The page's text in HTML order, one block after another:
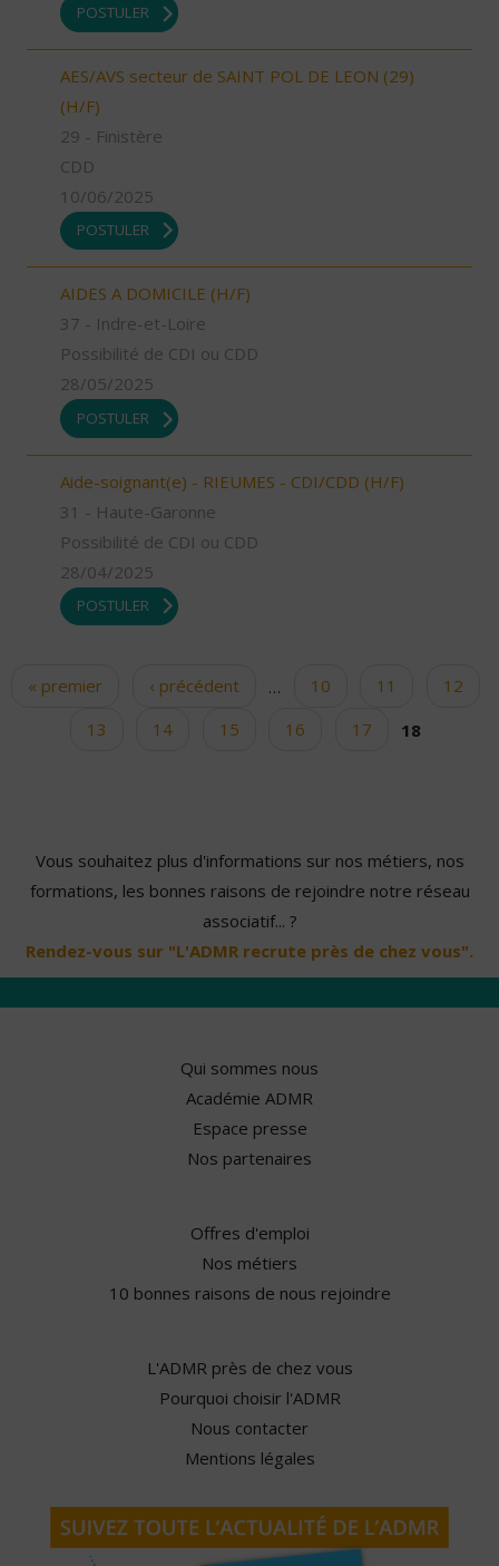
POSTULER
AES/AVS secteur de SAINT POL DE LEON (29)
(H/F)
29 - Finistère
CDD
10/06/2025
POSTULER
AIDES A DOMICILE (H/F)
37 - Indre-et-Loire
Possibilité de CDI ou CDD
28/05/2025
POSTULER
Aide-soignant(e) - RIEUMES - CDI/CDD (H/F)
31 - Haute-Garonne
Possibilité de CDI ou CDD
28/04/2025
POSTULER
Pages
« premier ‹ précédent … 10 11
12
13
14 15 16 17 18
Vous souhaitez plus d'informations sur nos métiers, nos
formations, les bonnes raisons de rejoindre notre réseau
associatif... ?
Rendez-vous sur "L'ADMR recrute près de chez vous".
Qui sommes nous
Académie ADMR
Espace presse
Nos partenaires
Offres d'emploi
Nos métiers
10 bonnes raisons de nous rejoindre
L'ADMR près de chez vous
Pourquoi choisir l'ADMR
Nous contacter
Mentions légales